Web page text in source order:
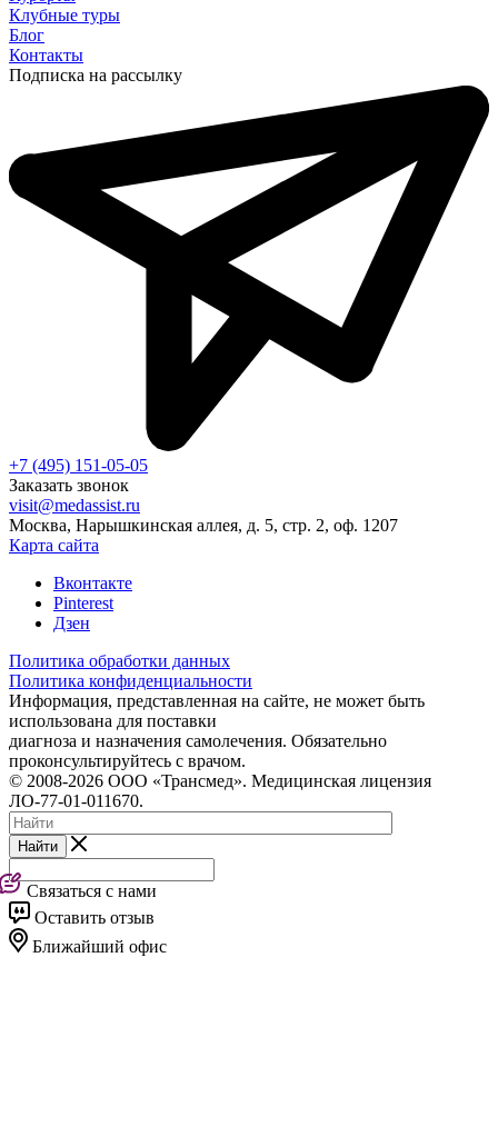
Клубные туры
Блог
Контакты
Подписка на рассылку
+7 (495) 151-05-05
Заказать звонок
visit@medassist.ru
Москва, Нарышкинская аллея, д. 5, стр. 2, оф. 1207
Карта сайта
Вконтакте
Pinterest
Дзен
Политика обработки данных
Политика конфиденциальности
Информация, представленная на сайте, не может быть
использована для поставки
диагноза и назначения самолечения. Обязательно
проконсультируйтесь с врачом.
© 2008-2026 ООО «Трансмед». Медицинская лицензия
ЛО-77-01-011670.
Найти
Связаться с нами
Оставить отзыв
Ближайший офис